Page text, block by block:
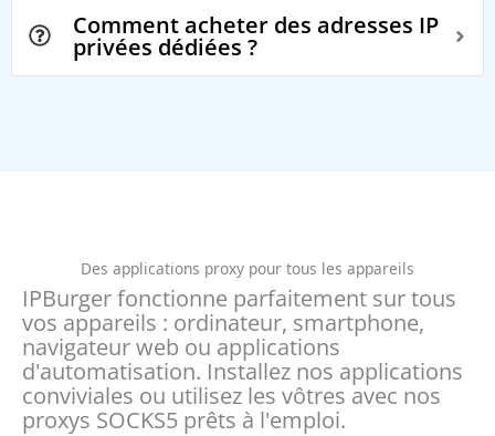
Comment acheter des adresses IP
privées dédiées ?
Des applications proxy pour tous les appareils
IPBurger fonctionne parfaitement sur tous
vos appareils : ordinateur, smartphone,
navigateur web ou applications
d'automatisation. Installez nos applications
conviviales ou utilisez les vôtres avec nos
proxys SOCKS5 prêts à l'emploi.